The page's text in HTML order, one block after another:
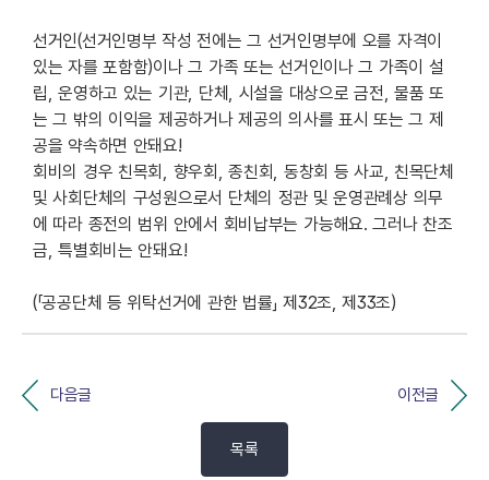
선거인(선거인명부 작성 전에는 그 선거인명부에 오를 자격이
있는 자를 포함함)이나 그 가족 또는 선거인이나 그 가족이 설
립, 운영하고 있는 기관, 단체, 시설을 대상으로 금전, 물품 또
는 그 밖의 이익을 제공하거나 제공의 의사를 표시 또는 그 제
공을 약속하면 안돼요!
회비의 경우 친목회, 향우회, 종친회, 동창회 등 사교, 친목단체
및 사회단체의 구성원으로서 단체의 정관 및 운영관례상 의무
에 따라 종전의 범위 안에서 회비납부는 가능해요. 그러나 찬조
금, 특별회비는 안돼요!
(「공공단체 등 위탁선거에 관한 법률」 제32조, 제33조)
다음글 이전글
목록